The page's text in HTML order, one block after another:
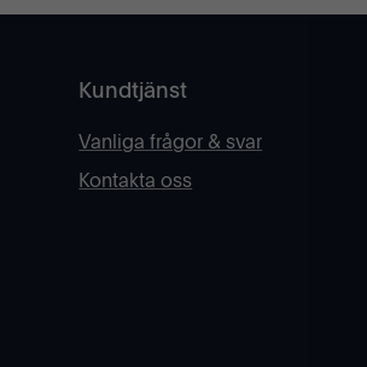
Kundtjänst
Vanliga frågor & svar
Kontakta oss